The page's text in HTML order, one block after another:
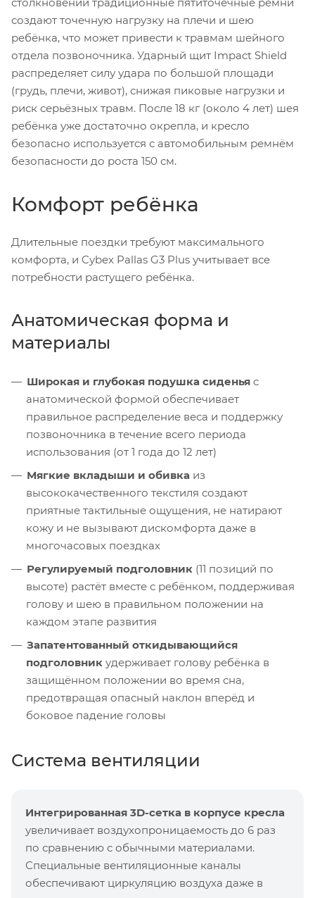
создают точечную нагрузку на плечи и шею
ребёнка, что может привести к травмам шейного
отдела позвоночника. Ударный щит Impact Shield
распределяет силу удара по большой площади
(грудь, плечи, живот), снижая пиковые нагрузки и
риск серьёзных травм. После 18 кг (около 4 лет) шея
ребёнка уже достаточно окрепла, и кресло
безопасно используется с автомобильным ремнём
безопасности до роста 150 см.
Комфорт ребёнка
Длительные поездки требуют максимального
комфорта, и Cybex Pallas G3 Plus учитывает все
потребности растущего ребёнка.
Анатомическая форма и
материалы
Широкая и глубокая подушка сиденья с
анатомической формой обеспечивает
правильное распределение веса и поддержку
позвоночника в течение всего периода
использования (от 1 года до 12 лет)
Мягкие вкладыши и обивка из
высококачественного текстиля создают
приятные тактильные ощущения, не натирают
кожу и не вызывают дискомфорта даже в
многочасовых поездках
Регулируемый подголовник (11 позиций по
высоте) растёт вместе с ребёнком, поддерживая
голову и шею в правильном положении на
каждом этапе развития
Запатентованный откидывающийся
подголовник удерживает голову ребёнка в
защищённом положении во время сна,
предотвращая опасный наклон вперёд и
боковое падение головы
Система вентиляции
Интегрированная 3D-сетка в корпусе кресла
увеличивает воздухопроницаемость до 6 раз
по сравнению с обычными материалами.
Специальные вентиляционные каналы
обеспечивают циркуляцию воздуха даже в